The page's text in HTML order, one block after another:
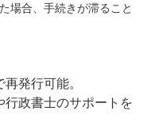
場合、手続きが滞ること
発行可能。
政書士のサポートを